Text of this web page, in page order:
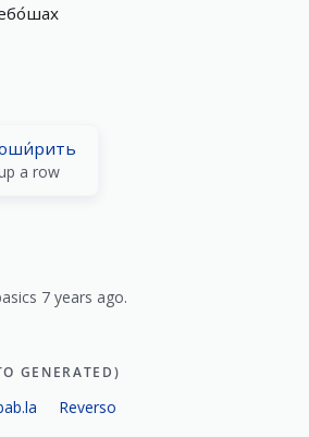
a row
7 years ago.
GENERATED)
Reverso